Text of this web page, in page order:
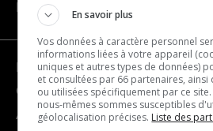
NAVIGATION
Become a partner
Contact us
About us
En savoir plus
Vos données à caractère personnel
informations liées à votre appareil
uniques et autres types de données)
et consultées par 66 partenaires, ainsi
ou utilisées spécifiquement par ce
nous-mêmes sommes susceptibles
géolocalisation précises. Liste des